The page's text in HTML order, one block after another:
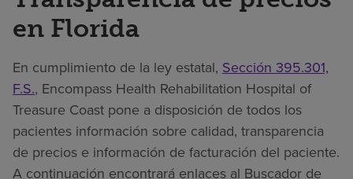
en Florida
En cumplimiento de la ley estatal, Sección 395.301,
F.S., Encompass Health Rehabilitation Hospital of
Treasure Coast pone a disposición de todos los
pacientes información sobre calidad, transparencia
de precios e información de facturación del paciente.
A continuación encontrará enlaces al Buscador de